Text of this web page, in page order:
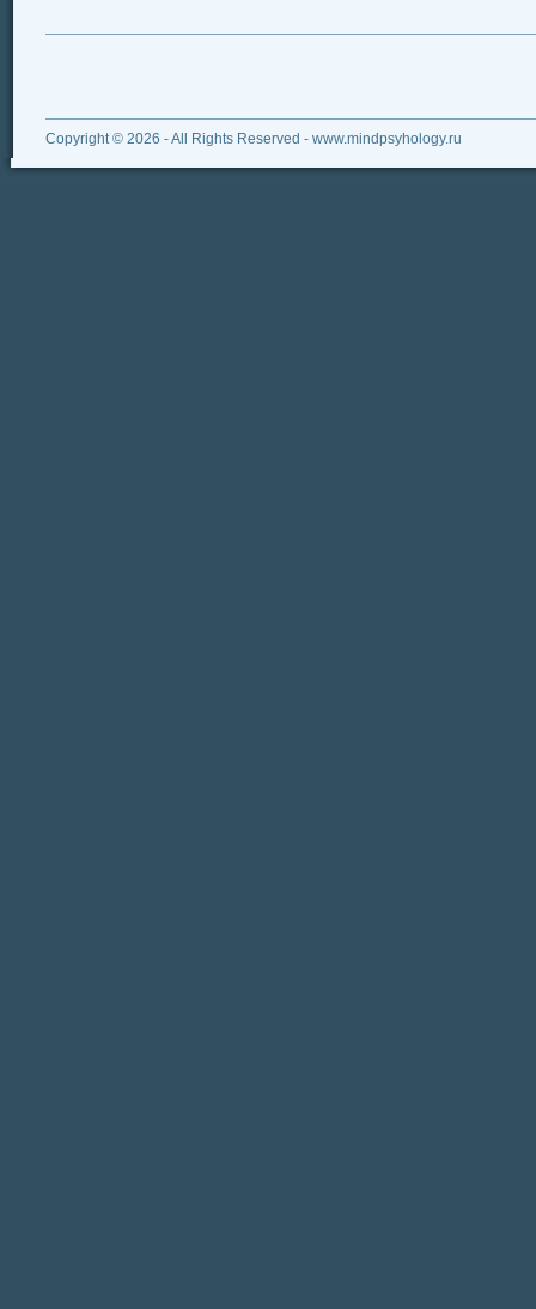
Copyright © 2026 - All Rights Reserved - www.mindpsyhology.ru